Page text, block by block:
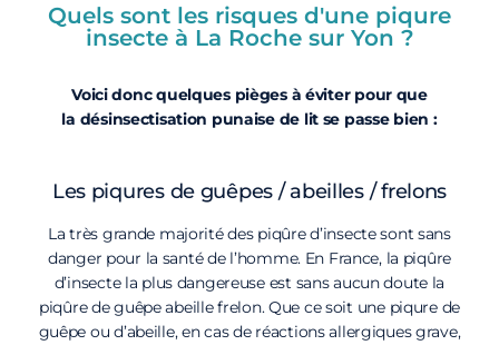
Quels sont les risques d'une piqure
insecte à La Roche sur Yon ?
Voici donc quelques pièges à éviter pour que
la désinsectisation punaise de lit se passe bien :
Les piqures de guêpes / abeilles / frelons
La très grande majorité des piqûre d’insecte sont sans
danger pour la santé de l’homme. En France, la piqûre
d’insecte la plus dangereuse est sans aucun doute la
piqûre de guêpe abeille frelon. Que ce soit une piqure de
guêpe ou d’abeille, en cas de réactions allergiques grave,